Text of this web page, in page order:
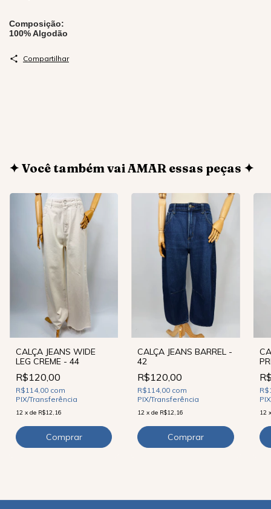
Composição:
100% Algodão
Compartilhar
✦ Você também vai AMAR essas peças ✦
CALÇA JEANS WIDE
LEG CREME - 44
R$120,00
R$114,00 com
PIX/Transferência
12 x de R$12,16
CALÇA JEANS BARREL -
42
R$120,00
R$114,00 com
PIX/Transferência
12 xde R$12,16 12